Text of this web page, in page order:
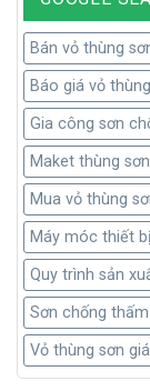
Bán vỏ thùng
Báo giá vỏ
Gia công sơn
Maket thùng sơn
Mua vỏ thùng
Máy móc thiết
Quy trình sản
Sơn chống thấm
Vỏ thùng sơn
Máy
Máy móc giúp
Nam ngày càng
đã tin dùng
nước ngoài.
thị trường này
móc trong
Nổi bật là dòng
suất 11kw,
cấu tạo như thế
suất lớn này có